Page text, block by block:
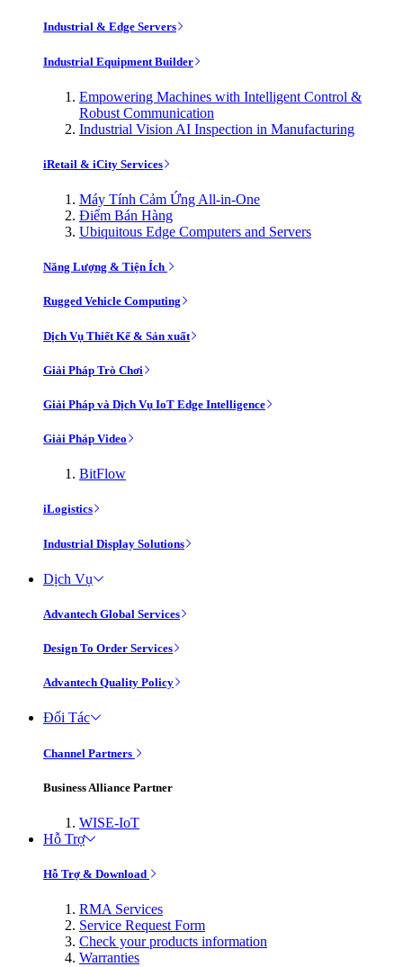
Industrial & Edge Servers
Industrial Equipment Builder
Empowering Machines with Intelligent Control &
Robust Communication
Industrial Vision AI Inspection in Manufacturing
iRetail & iCity Services
Máy Tính Cảm Ứng All-in-One
Điểm Bán Hàng
Ubiquitous Edge Computers and Servers
Năng Lượng & Tiện Ích
Rugged Vehicle Computing
Dịch Vụ Thiết Kế & Sản xuất
Giải Pháp Trò Chơi
Giải Pháp và Dịch Vụ IoT Edge Intelligence
Giải Pháp Video
BitFlow
iLogistics
Industrial Display Solutions
Dịch Vụ
Advantech Global Services
Design To Order Services
Advantech Quality Policy
Đối Tác
Channel Partners
Business Alliance Partner
WISE-IoT
Hỗ Trợ
Hỗ Trợ & Download
RMA Services
Service Request Form
Check your products information
Warranties